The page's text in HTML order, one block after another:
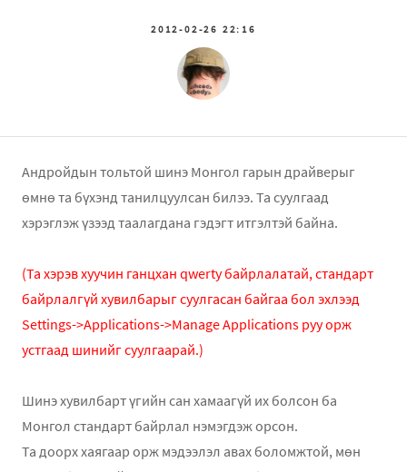
2012-02-26 22:16
Андройдын тольтой шинэ Монгол гарын драйверыг
өмнө та бүхэнд танилцуулсан билээ. Та суулгаад
хэрэглэж үзээд таалагдана гэдэгт итгэлтэй байна.
(Та хэрэв хуучин ганцхан qwerty байрлалатай, стандарт
байрлалгүй хувилбарыг суулгасан байгаа бол эхлээд
Settings->Applications->Manage Applications руу орж
устгаад шинийг суулгаарай.)
Шинэ хувилбарт үгийн сан хамаагүй их болсон ба
Монгол стандарт байрлал нэмэгдэж орсон.
Та доорх хаягаар орж мэдээлэл авах боломжтой, мөн